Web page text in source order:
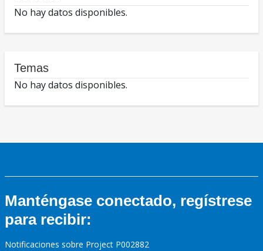
No hay datos disponibles.
Temas
No hay datos disponibles.
Manténgase conectado, regístrese
para recibir:
Notificaciones sobre Project P002882